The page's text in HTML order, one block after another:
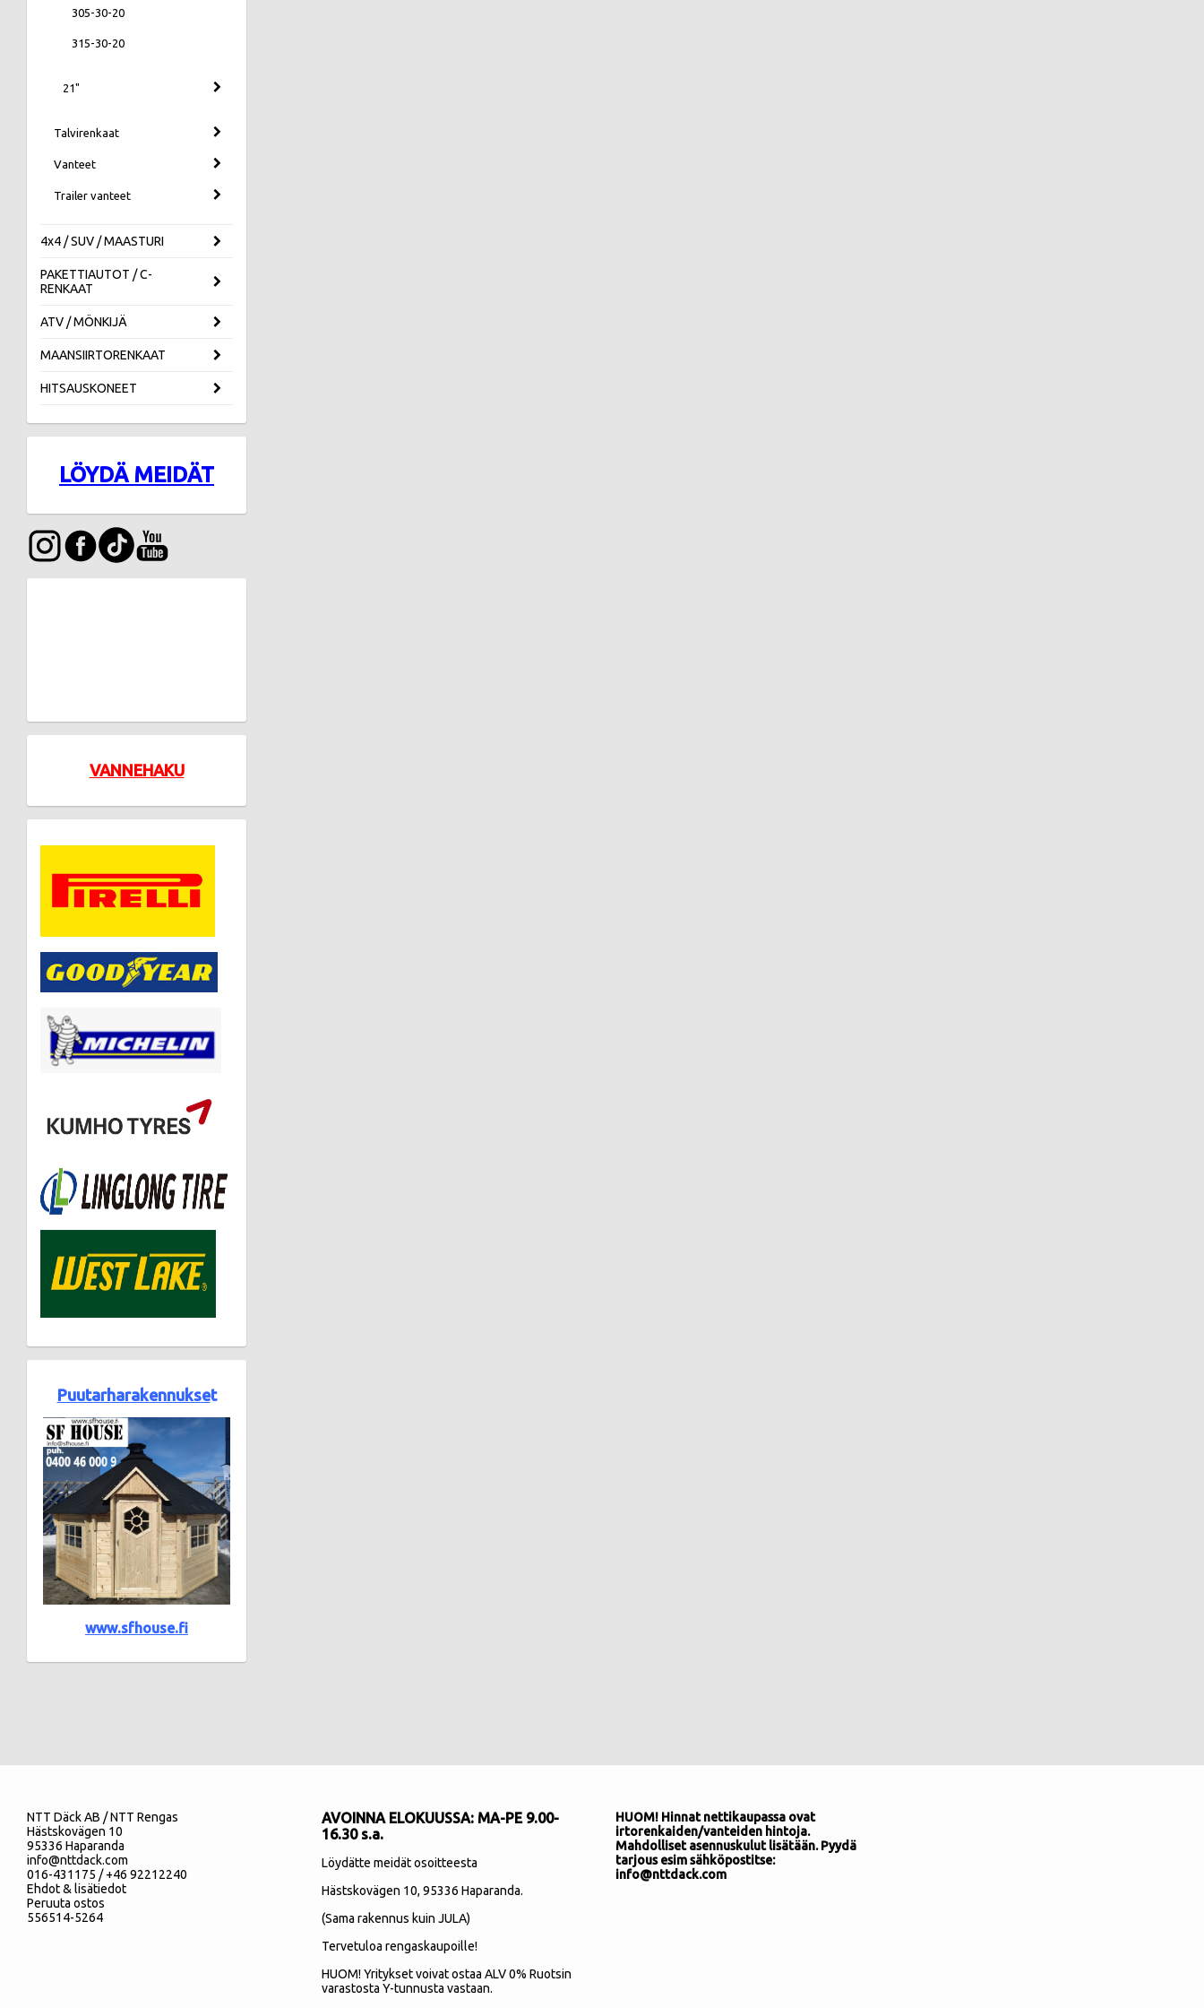
305-30-20
315-30-20
21"
Talvirenkaat
Vanteet
Trailer vanteet
4x4 / SUV / MAASTURI
PAKETTIAUTOT / C-
RENKAAT
ATV / MÖNKIJÄ
MAANSIIRTORENKAAT
HITSAUSKONEET
LÖYDÄ MEIDÄT
VANNEHAKU
Puutarharakennukset
www.sfhouse.fi
NTT Däck AB / NTT Rengas
Hästskovägen 10
95336 Haparanda
info@nttdack.com
016-431175 / +46 92212240
Ehdot & lisätiedot
Peruuta ostos
556514-5264
AVOINNA ELOKUUSSA: MA-PE 9.00-
16.30 s.a.
Löydätte meidät osoitteesta
Hästskovägen 10, 95336 Haparanda.
(Sama rakennus kuin JULA)
Tervetuloa rengaskaupoille!
HUOM! Yritykset voivat ostaa ALV 0% Ruotsin
varastosta Y-tunnusta vastaan.
HUOM! Hinnat nettikaupassa ovat
irtorenkaiden/vanteiden hintoja.
Mahdolliset asennuskulut lisätään. Pyydä
tarjous esim sähköpostitse:
info@nttdack.com